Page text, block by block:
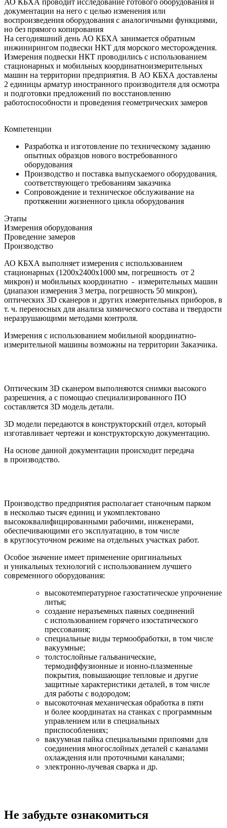
АО КБХА проводит исследование готового оборудования и
документации на него с целью изменения или
воспроизведения оборудования с аналогичными функциями,
но без прямого копирования
На сегодняшний день АО КБХА занимается обратным
инжинирингом подвески НКТ для морского месторождения.
Измерения подвески НКТ проводились с использованием
стационарных и мобильных координатноизмерительных
машин на территории предприятия. В АО КБХА доставлены
2 единицы арматур иностранного производителя для осмотра
и подготовки предложений по восстановлению
работоспособности и проведения геометрических замеров
Компетенции
Разработка и изготовление по техническому заданию
опытных образцов нового востребованного
оборудования
Производство и поставка выпускаемого оборудования,
соответствующего требованиям заказчика
Сопровождение и техническое обслуживание на
протяжении жизненного цикла оборудования
Этапы
Измерения оборудования
Проведение замеров
Производство
АО КБХА выполняет измерения с использованием
стационарных (1200х2400х1000 мм, погрешность от 2
микрон) и мобильных координатно - измерительных машин
(диапазон измерения 3 метра, погрешность 50 микрон),
оптических 3D сканеров и других измерительных приборов, в
т. ч. переносных для анализа химического состава и твердости
неразрушающими методами контроля.
Измерения с использованием мобильной координатно-
измерительной машины возможны на территории Заказчика.
Оптическим 3D сканером выполняются снимки высокого
разрешения, а с помощью специализированного ПО
составляется 3D модель детали.
3D модели передаются в конструкторский отдел, который
изготавливает чертежи и конструкторскую документацию.
На основе данной документации происходит передача
в производство.
Производство предприятия располагает станочным парком
в несколько тысяч единиц и укомплектовано
высококвалифицированными рабочими, инженерами,
обеспечивающими его эксплуатацию, в том числе
в круглосуточном режиме на отдельных участках работ.
Особое значение имеет применение оригинальных
и уникальных технологий с использованием лучшего
современного оборудования:
высокотемпературное газостатическое упрочнение
литья;
создание неразъемных паяных соединений
с использованием горячего изостатического
прессования;
специальные виды термообработки, в том числе
вакуумные;
толстослойные гальванические,
термодиффузионные и ионно-плазменные
покрытия, повышающие тепловые и другие
защитные характеристики деталей, в том числе
для работы с водородом;
высокоточная механическая обработка в пяти
и более координатах на станках с программным
управлением или в специальных
приспособлениях;
вакуумная пайка специальными припоями для
соединения многослойных деталей с каналами
охлаждения или проточными каналами;
электронно-лучевая сварка и др.
Не забудьте ознакомиться